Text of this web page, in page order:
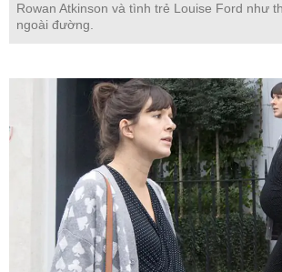
Rowan Atkinson và tình trẻ Louise Ford như
ngoài đường.